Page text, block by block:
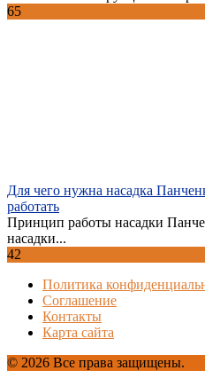
65
Для чего нужна насадка
работать
Принцип работы насадки
насадки...
42
Политика
Соглашение
Контакты
Карта сайта
© 2026 Все права защищены.